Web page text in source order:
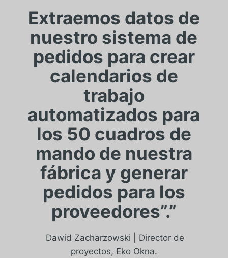
Extraemos datos de
nuestro sistema de
pedidos para crear
calendarios de
trabajo
automatizados para
los 50 cuadros de
mando de nuestra
fábrica y generar
pedidos para los
proveedores”.”
Dawid Zacharzowski | Director de
proyectos, Eko Okna.